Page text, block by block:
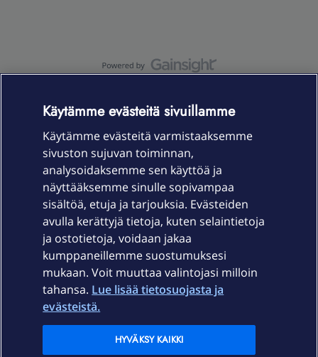
Laitteet & liittymät
Palvelut
Ajankohtaista
Elisa Oyj
Käytämme evästeitä sivuillamme
Käytämme evästeitä varmistaaksemme
sivuston sujuvan toiminnan,
analysoidaksemme sen käyttöä ja
näyttääksemme sinulle sopivampaa
sisältöä, etuja ja tarjouksia. Evästeiden
avulla kerättyjä tietoja, kuten selaintietoja
ja ostotietoja, voidaan jakaa
kumppaneillemme suostumuksesi
mukaan. Voit muuttaa valintojasi milloin
tahansa. Lue lisää tietosuojasta ja
evästeistä.
HYVÄKSY KAIKKI